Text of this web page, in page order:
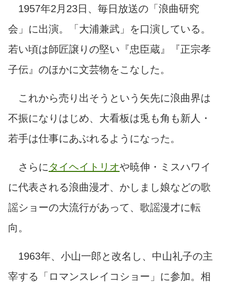
1957年2月23日、毎日放送の「浪曲研究
会」に出演。「大浦兼武」を口演している。
若い頃は師匠譲りの堅い『忠臣蔵』『正宗孝
子伝』のほかに文芸物をこなした。
これから売り出そうという矢先に浪曲界は
不振になりはじめ、大看板は兎も角も新人・
若手は仕事にあぶれるようになった。
さらにタイヘイトリオや暁伸・ミスハワイ
に代表される浪曲漫才、かしまし娘などの歌
謡ショーの大流行があって、歌謡漫才に転
向。
1963年、小山一郎と改名し、中山礼子の主
宰する「ロマンスレイコショー」に参加。相